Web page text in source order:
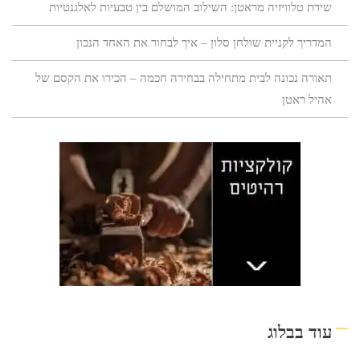
שידת טלוויזיה מראטן: השילוב המושלם בין טבעיות לאלגנטיות
המדריך לקניית שולחן סלון – איך לבחור את האחד הנכון
תאורה נכונה לבית מתחילה בבחירה חכמה – הכירו את הקסם של
אהיל ראטן
עוד בבלוג